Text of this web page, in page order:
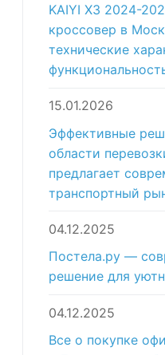
KAIYI X3 2024-
кроссовер в
технические
15.01.2026
Эффективные
области
предлагает
транспортный
04.12.2025
Постела.ру —
решение для
04.12.2025
Все о покупке